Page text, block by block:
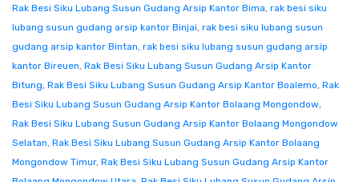
Rak Besi Siku Lubang Susun Gudang Arsip Kantor Bima, rak besi siku
lubang susun gudang arsip kantor Binjai, rak besi siku lubang susun
gudang arsip kantor Bintan, rak besi siku lubang susun gudang arsip
kantor Bireuen, Rak Besi Siku Lubang Susun Gudang Arsip Kantor
Bitung, Rak Besi Siku Lubang Susun Gudang Arsip Kantor Boalemo, Rak
Besi Siku Lubang Susun Gudang Arsip Kantor Bolaang Mongondow,
Rak Besi Siku Lubang Susun Gudang Arsip Kantor Bolaang Mongondow
Selatan, Rak Besi Siku Lubang Susun Gudang Arsip Kantor Bolaang
Mongondow Timur, Rak Besi Siku Lubang Susun Gudang Arsip Kantor